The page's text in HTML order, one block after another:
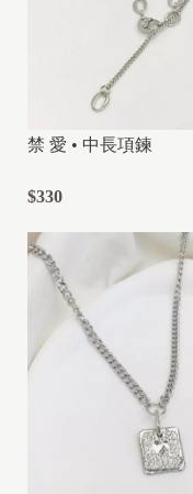
禁 愛 • 中長項鍊
$330